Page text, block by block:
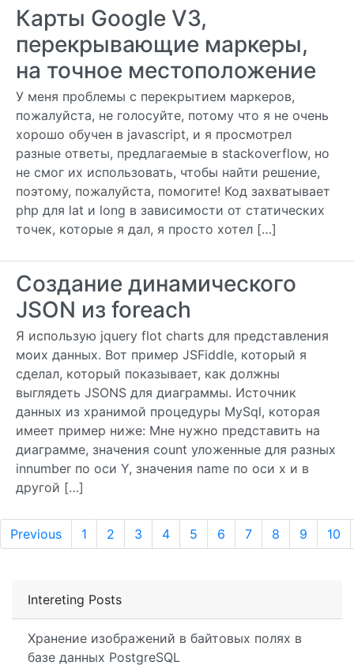
Карты Google V3,
перекрывающие маркеры,
на точное местоположение
У меня проблемы с перекрытием маркеров,
пожалуйста, не голосуйте, потому что я не очень
хорошо обучен в javascript, и я просмотрел
разные ответы, предлагаемые в stackoverflow, но
не смог их использовать, чтобы найти решение,
поэтому, пожалуйста, помогите! Код захватывает
php для lat и long в зависимости от статических
точек, которые я дал, я просто хотел […]
Создание динамического
JSON из foreach
Я использую jquery flot charts для представления
моих данных. Вот пример JSFiddle, который я
сделал, который показывает, как должны
выглядеть JSONS для диаграммы. Источник
данных из хранимой процедуры MySql, которая
имеет пример ниже: Мне нужно представить на
диаграмме, значения count уложенные для разных
innumber по оси Y, значения name по оси x и в
другой […]
Previous 1 2 3 4 5 6 7 8 9 10
Intereting Posts
Хранение изображений в байтовых полях в
базе данных PostgreSQL